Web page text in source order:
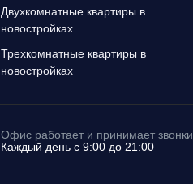
Двухкомнатные квартиры в
новостройках
Трехкомнатные квартиры в
новостройках
Офис работает и принимает звонки
Каждый день с 9:00 до 21:00